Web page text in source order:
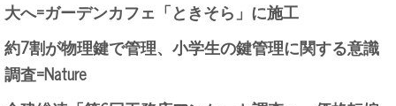
大へ=ガーデンカフェ「ときそら」に施工
約7割が物理鍵で管理、小学生の鍵管理に関する意識
調査=Nature